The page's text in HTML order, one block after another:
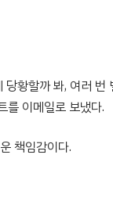
황할까 봐, 여러 번
를 이메일로 보냈다.
책임감이다.